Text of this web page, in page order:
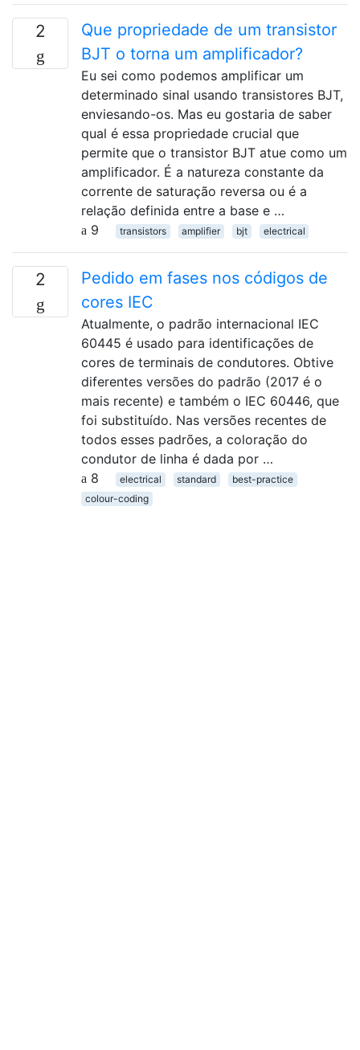
2
Que propriedade de um transistor
BJT o torna um amplificador?
Eu sei como podemos amplificar um
determinado sinal usando transistores BJT,
enviesando-os. Mas eu gostaria de saber
qual é essa propriedade crucial que
permite que o transistor BJT atue como um
amplificador. É a natureza constante da
corrente de saturação reversa ou é a
relação definida entre a base e …
9
transistors amplifier bjt electrical
2
Pedido em fases nos códigos de
cores IEC
Atualmente, o padrão internacional IEC
60445 é usado para identificações de
cores de terminais de condutores. Obtive
diferentes versões do padrão (2017 é o
mais recente) e também o IEC 60446, que
foi substituído. Nas versões recentes de
todos esses padrões, a coloração do
condutor de linha é dada por …
8
electrical standard
best-practice
colour-coding